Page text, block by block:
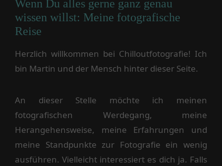
Wenn Du alles gerne ganz genau
wissen willst: Meine fotografische
Reise
Herzlich willkommen bei Chilloutfotografie! Ich
bin Martin und der Mensch hinter dieser Seite.
An dieser Stelle möchte ich meinen
fotografischen Werdegang, meine
Herangehensweise, meine Erfahrungen und
meine Standpunkte zur Fotografie ein wenig
ausführen. Vielleicht interessiert es dich ja. Falls